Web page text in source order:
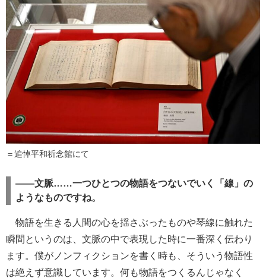
＝追悼平和祈念館にて
――文脈……一つひとつの物語をつないでいく「線」の
ようなものですね。
物語を生きる人間の心を揺さぶったものや琴線に触れた
瞬間というのは、文脈の中で表現した時に一番深く伝わり
ます。僕がノンフィクションを書く時も、そういう物語性
は絶えず意識しています。何も物語をつくるんじゃなく